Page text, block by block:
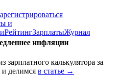
и
РейтингЗарплатыЖурнал
инфляции
калькулятора за
и делимся в статье →